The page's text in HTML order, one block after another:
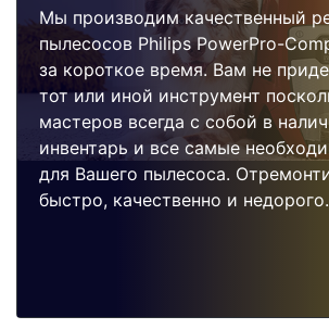
Мы производим качественный
пылесосов Philips PowerPro-
за короткое время. Вам не
тот или иной инструмент
мастеров всегда с собой в
инвентарь и все самые
для Вашего пылесоса.
быстро, качественно и недорого.